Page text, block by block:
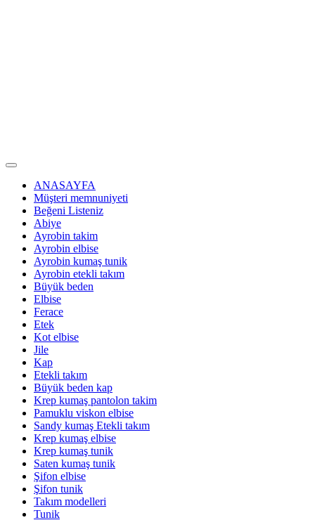
ANASAYFA
Müşteri memnuniyeti
Beğeni Listeniz
Abiye
Ayrobin takim
Ayrobin elbise
Ayrobin kumaş tunik
Ayrobin etekli takım
Büyük beden
Elbise
Ferace
Etek
Kot elbise
Jile
Kap
Etekli takım
Büyük beden kap
Krep kumaş pantolon takim
Pamuklu viskon elbise
Sandy kumaş Etekli takım
Krep kumaş elbise
Krep kumaş tunik
Saten kumaş tunik
Şifon elbise
Şifon tunik
Takım modelleri
Tunik